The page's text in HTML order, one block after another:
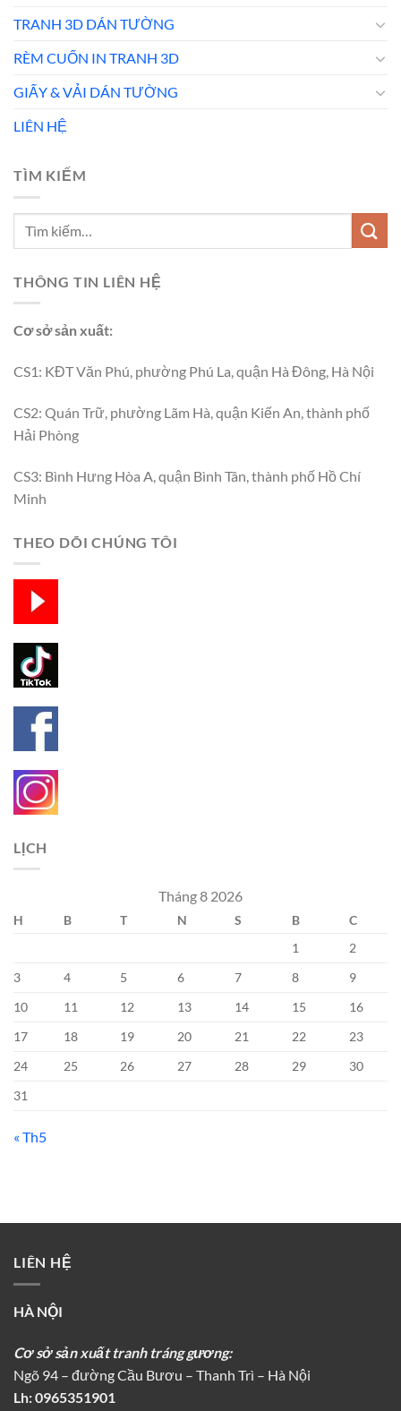
TRANH 3D DÁN TƯỜNG
RÈM CUỐN IN TRANH 3D
GIẤY & VẢI DÁN TƯỜNG
LIÊN HỆ
TÌM KIẾM
THÔNG TIN LIÊN HỆ
Cơ sở sản xuất:
CS1: KĐT Văn Phú, phường Phú La, quận Hà Đông, Hà Nội
CS2: Quán Trữ, phường Lãm Hà, quận Kiến An, thành phố
Hải Phòng
CS3: Bình Hưng Hòa A, quận Bình Tân, thành phố Hồ Chí
Minh
THEO DÕI CHÚNG TÔI
LỊCH
Tháng 8 2026
H B T N S B
C
1
2
3
4 5 6 7 8
9
10
11 12 13 14 15
16
17
18 19 20 21 22
23
24
25 26 27 28 29
30
31
« Th5
LIÊN HỆ
HÀ NỘI
Cơ sở sản xuất tranh tráng gương:
Ngõ 94 – đường Cầu Bươu – Thanh Trì – Hà Nội
Lh:0965351901